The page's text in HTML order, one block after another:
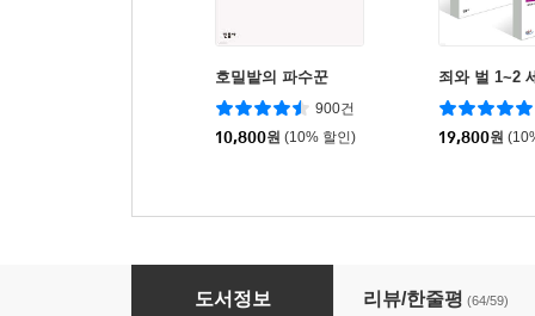
호밀밭의 파수꾼
900건
10,800원 (10% 할인)
죄와 벌 1~2
19,800원
제인 에어 1
도서정보 리뷰/한줄평 (64/59)